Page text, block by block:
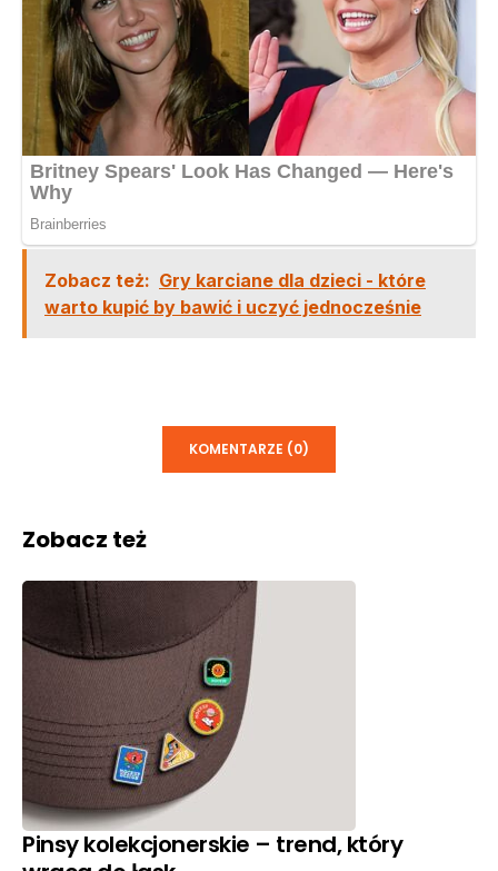
Zobacz też: Gry karciane dla dzieci - które
warto kupić by bawić i uczyć jednocześnie
KOMENTARZE (0)
Zobacz też
Pinsy kolekcjonerskie – trend, który